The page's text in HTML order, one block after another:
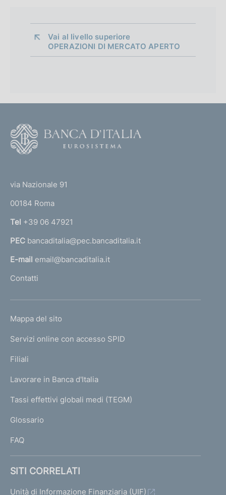
Vai al livello superiore
OPERAZIONI DI MERCATO APERTO
r
n
a
l
'
m
e
a
g
via Nazionale 91
00184 Roma
Tel +39 06 47921
PEC bancaditalia@pec.bancaditalia.it
E-mail email@bancaditalia.it
Contatti
L
N
K
T
I
I
Mappa del sito
Servizi online con accesso SPID
Filiali
Lavorare in Banca d'Italia
Tassi effettivi globali medi (TEGM)
Glossario
FAQ
SITI CORRELATI
Unità di Informazione Finanziaria (UIF)